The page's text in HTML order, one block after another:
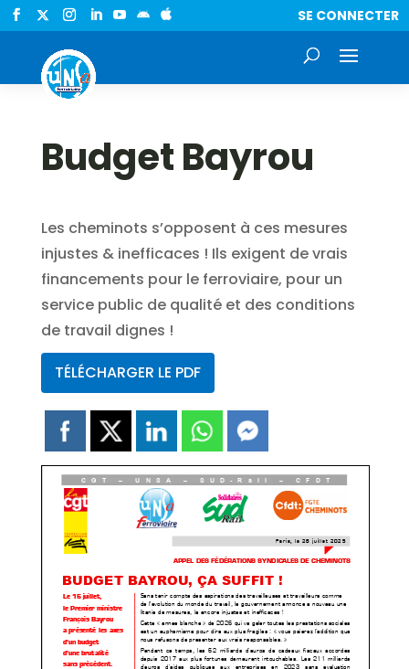
  SE CONNECTER
Budget Bayrou
Les cheminots s’opposent à ces mesures
injustes & inefficaces ! Ils exigent de vrais
financements pour le ferroviaire, pour un
service public de qualité et des conditions
de travail dignes !
TÉLÉCHARGER LE PDF